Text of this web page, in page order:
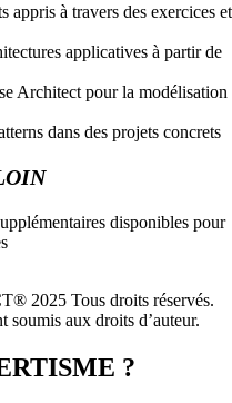
appris à travers des exercices et
applicatives à partir de
Architect pour la modélisation
dans des projets concrets
disponibles pour
2025 Tous droits réservés.
soumis aux droits d’auteur.
?